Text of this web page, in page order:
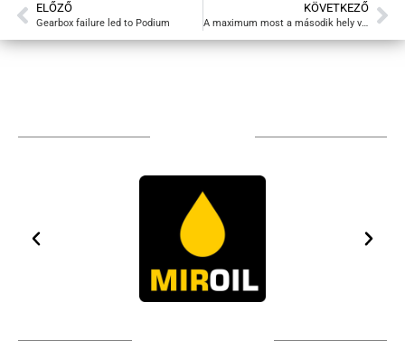
ELŐZŐ
Gearbox failure led to Podium
KÖVETKEZŐ
A maximum most a második hely volt